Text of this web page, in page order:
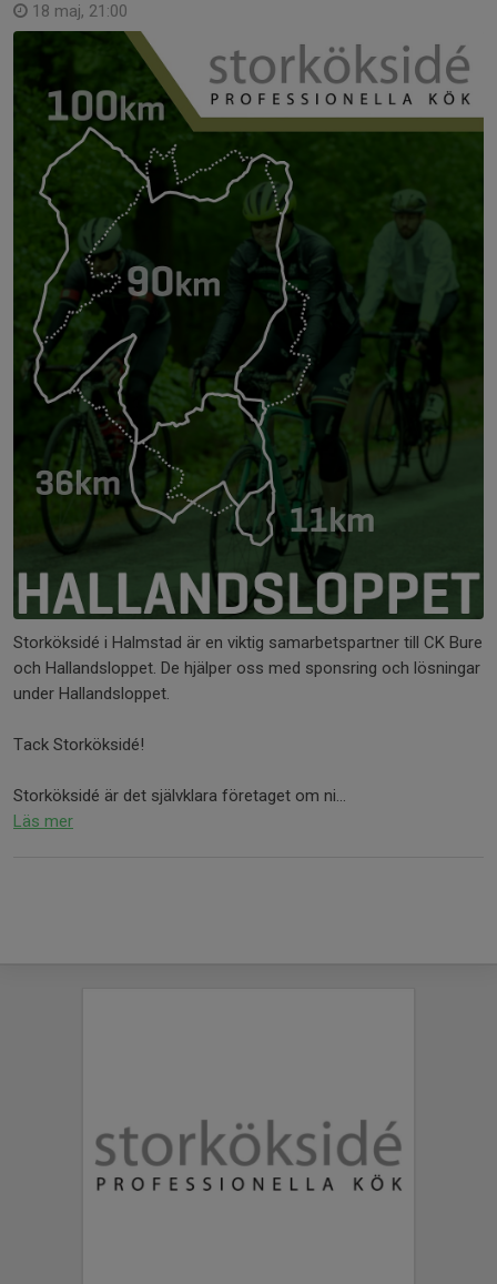
18 maj, 21:00
Storköksidé i Halmstad är en viktig samarbetspartner till CK Bure
och Hallandsloppet. De hjälper oss med sponsring och lösningar
under Hallandsloppet.
Tack Storköksidé!
Storköksidé är det självklara företaget om ni...
Läs mer